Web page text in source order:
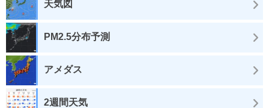
天気図
PM2.5分布予測
アメダス
2週間天気